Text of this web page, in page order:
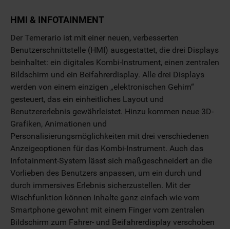
HMI & INFOTAINMENT
Der Temerario ist mit einer neuen, verbesserten
Benutzerschnittstelle (HMI) ausgestattet, die drei Displays
beinhaltet: ein digitales Kombi-Instrument, einen zentralen
Bildschirm und ein Beifahrerdisplay. Alle drei Displays
werden von einem einzigen „elektronischen Gehirn“
gesteuert, das ein einheitliches Layout und
Benutzererlebnis gewährleistet. Hinzu kommen neue 3D-
Grafiken, Animationen und
Personalisierungsmöglichkeiten mit drei verschiedenen
Anzeigeoptionen für das Kombi-Instrument. Auch das
Infotainment-System lässt sich maßgeschneidert an die
Vorlieben des Benutzers anpassen, um ein durch und
durch immersives Erlebnis sicherzustellen. Mit der
Wischfunktion können Inhalte ganz einfach wie vom
Smartphone gewohnt mit einem Finger vom zentralen
Bildschirm zum Fahrer- und Beifahrerdisplay verschoben